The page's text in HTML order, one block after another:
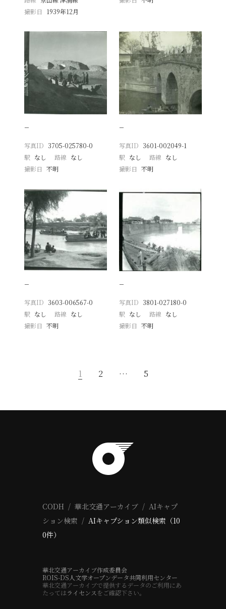
撮影日
1939年12月
−
写真ID 3705-025780-0
駅 なし 路線 なし
撮影日
不明
−
写真ID 3601-002049-1
駅 なし 路線 なし
撮影日 不明
−
写真ID 3603-006567-0
駅 なし 路線 なし
撮影日
不明
−
写真ID 3801-027180-0
駅 なし 路線 なし
撮影日 不明
1 2 … 5
CODH 華北交通アーカイブ
AIキャプ
ション検索
AIキャプション類似検索（10
0件）
華北交通アーカイブ作成委員会
ROIS-DS人文学オープンデータ共同利用センター
華北交通アーカイブで提供するデータのご利用にあ
たってはライセンス をご確認下さい。